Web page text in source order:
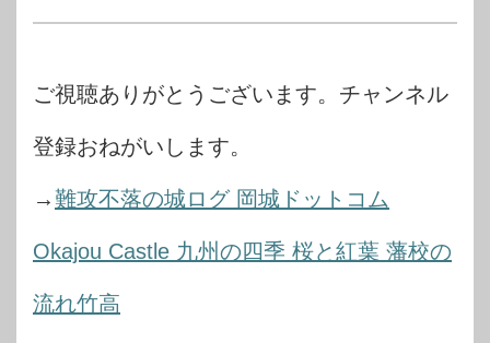
ご視聴ありがとうございます。チャンネル
登録おねがいします。
→難攻不落の城ログ 岡城ドットコム
Okajou Castle 九州の四季 桜と紅葉 藩校の
流れ竹高